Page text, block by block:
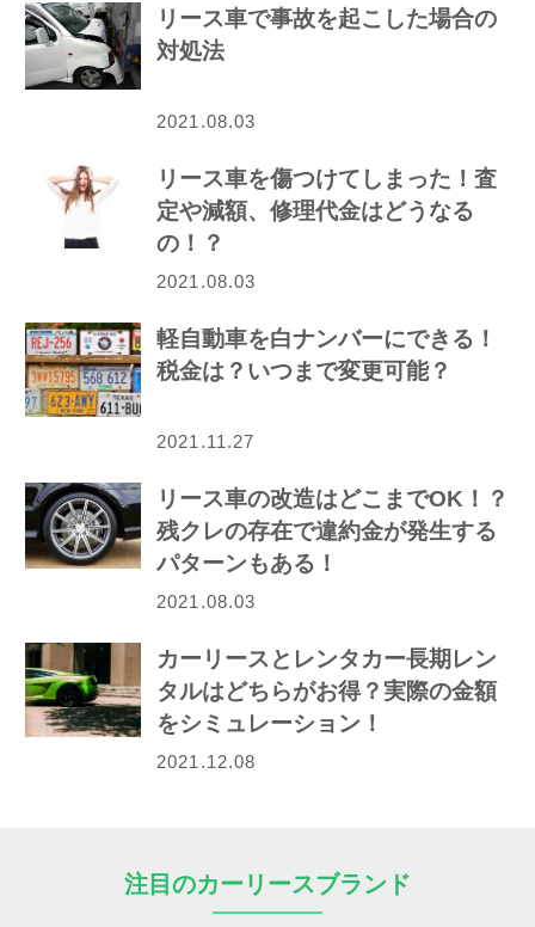
リース車で事故を起こした場合の
対処法
2021.08.03
リース車を傷つけてしまった！査
定や減額、修理代金はどうなる
の！？
2021.08.03
軽自動車を白ナンバーにできる！
税金は？いつまで変更可能？
2021.11.27
リース車の改造はどこまでOK！？
残クレの存在で違約金が発生する
パターンもある！
2021.08.03
カーリースとレンタカー長期レン
タルはどちらがお得？実際の金額
をシミュレーション！
2021.12.08
注目のカーリースブランド